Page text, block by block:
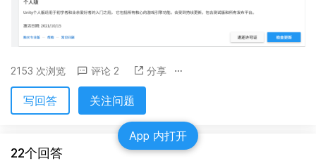
2153 次浏览 评论 2 分享
写回答 关注问题
22个回答
App 内打开